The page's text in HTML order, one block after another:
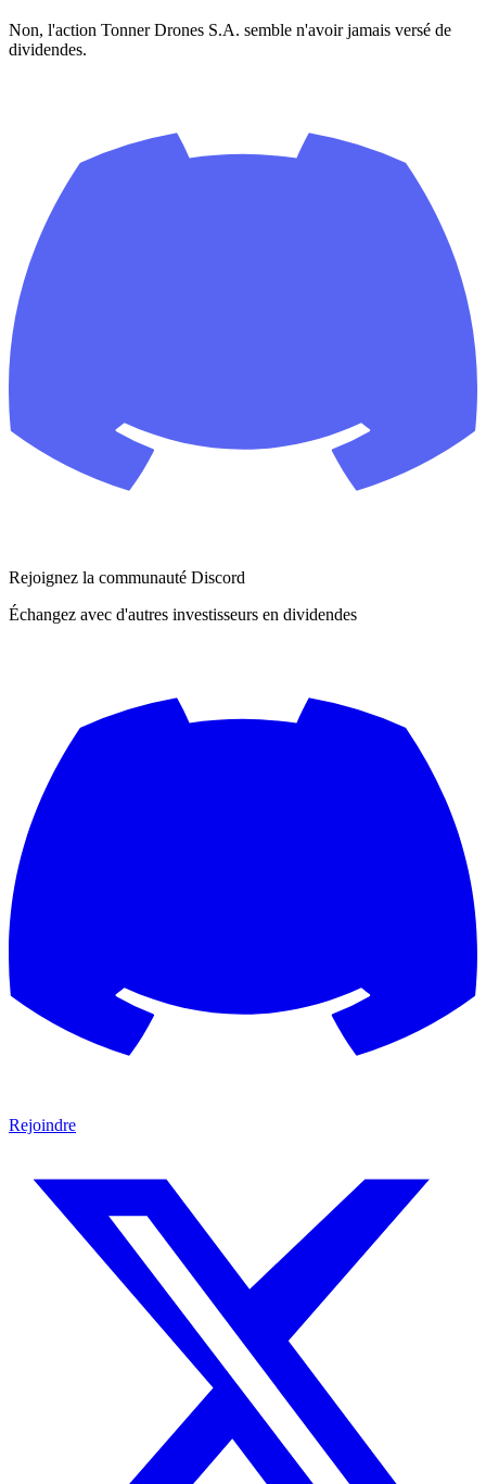
Non, l'action Tonner Drones S.A. semble n'avoir jamais versé de
dividendes.
Rejoignez la communauté Discord
Échangez avec d'autres investisseurs en dividendes
Rejoindre